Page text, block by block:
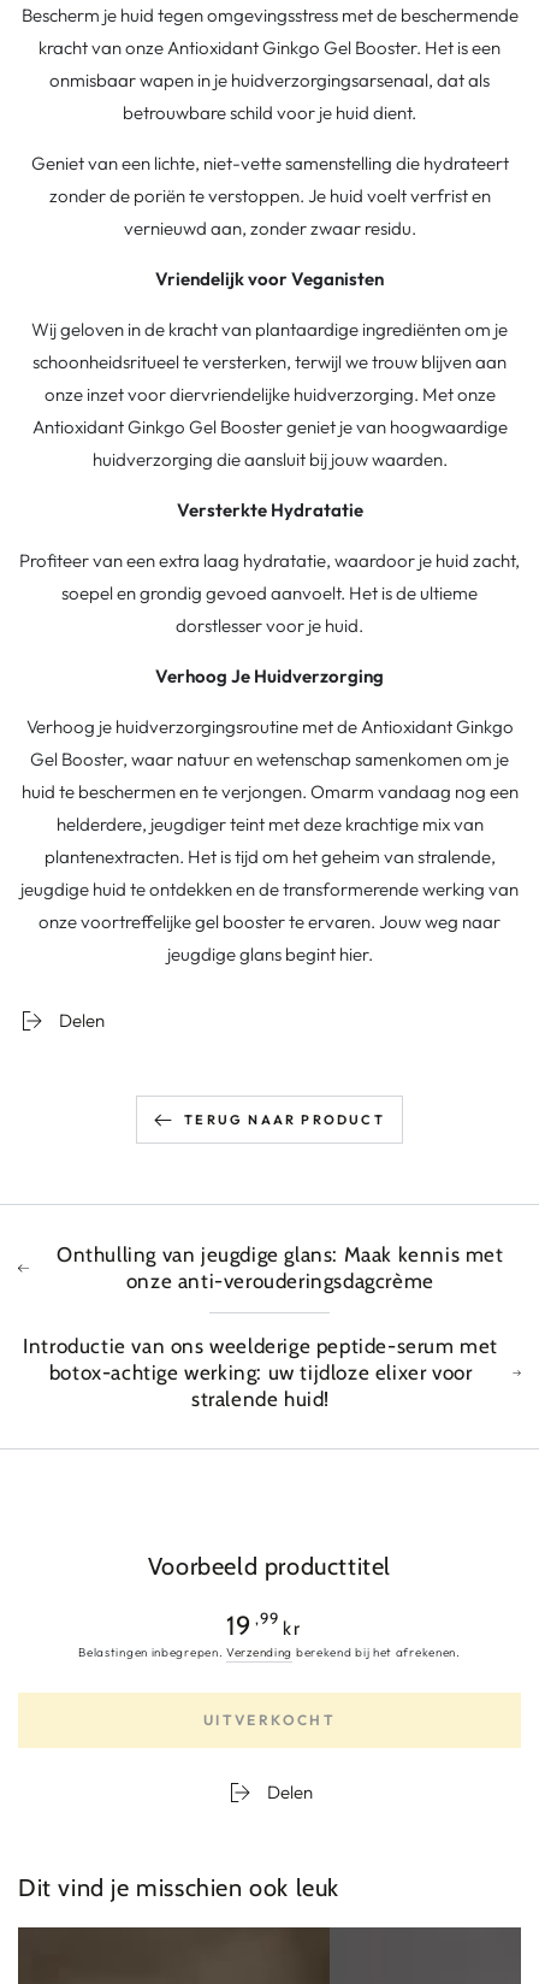
Bescherm je huid tegen omgevingsstress met de beschermende
kracht van onze Antioxidant Ginkgo Gel Booster. Het is een
onmisbaar wapen in je huidverzorgingsarsenaal, dat als
betrouwbare schild voor je huid dient.
Geniet van een lichte, niet-vette samenstelling die hydrateert
zonder de poriën te verstoppen. Je huid voelt verfrist en
vernieuwd aan, zonder zwaar residu.
Vriendelijk voor Veganisten
Wij geloven in de kracht van plantaardige ingrediënten om je
schoonheidsritueel te versterken, terwijl we trouw blijven aan
onze inzet voor diervriendelijke huidverzorging. Met onze
Antioxidant Ginkgo Gel Booster geniet je van hoogwaardige
huidverzorging die aansluit bij jouw waarden.
Versterkte Hydratatie
Profiteer van een extra laag hydratatie, waardoor je huid zacht,
soepel en grondig gevoed aanvoelt. Het is de ultieme
dorstlesser voor je huid.
Verhoog Je Huidverzorging
Verhoog je huidverzorgingsroutine met de Antioxidant Ginkgo
Gel Booster, waar natuur en wetenschap samenkomen om je
huid te beschermen en te verjongen. Omarm vandaag nog een
helderdere, jeugdiger teint met deze krachtige mix van
plantenextracten. Het is tijd om het geheim van stralende,
jeugdige huid te ontdekken en de transformerende werking van
onze voortreffelijke gel booster te ervaren. Jouw weg naar
jeugdige glans begint hier.
Delen
TERUG NAAR PRODUCT
Onthulling van jeugdige glans: Maak kennis met
onze anti-verouderingsdagcrème
Introductie van ons weelderige peptide-serum met
botox-achtige werking: uw tijdloze elixer voor
stralende huid!
Voorbeeld producttitel
Reguliere
prijs
19 ,99 kr
Belastingen inbegrepen.Verzending berekend bij het afrekenen.
UITVERKOCHT
Delen
Dit vind je misschien ook leuk